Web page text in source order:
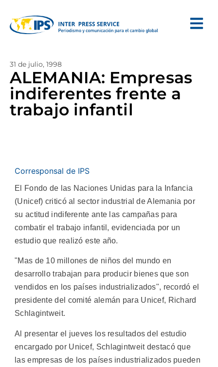
31 de julio, 1998
ALEMANIA: Empresas
indiferentes frente a
trabajo infantil
Corresponsal de IPS
El Fondo de las Naciones Unidas para la Infancia
(Unicef) criticó al sector industrial de Alemania por
su actitud indiferente ante las campañas para
combatir el trabajo infantil, evidenciada por un
estudio que realizó este año.
"Mas de 10 millones de niños del mundo en
desarrollo trabajan para producir bienes que son
vendidos en los países industrializados", recordó el
presidente del comité alemán para Unicef, Richard
Schlagintweit.
Al presentar el jueves los resultados del estudio
encargado por Unicef, Schlagintweit destacó que
las empresas de los países industrializados pueden